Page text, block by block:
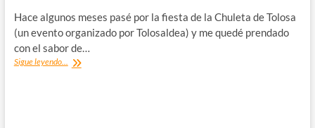
Hace algunos meses pasé por la fiesta de la Chuleta de Tolosa
(un evento organizado por Tolosaldea) y me quedé prendado
con el sabor de…
Sigue leyendo...
Casa